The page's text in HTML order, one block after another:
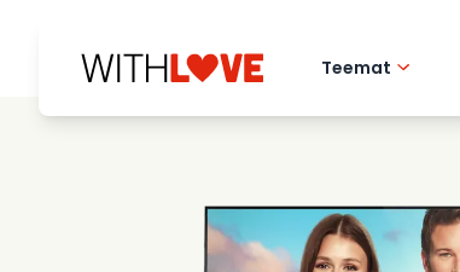
Teemat
Mysteerit